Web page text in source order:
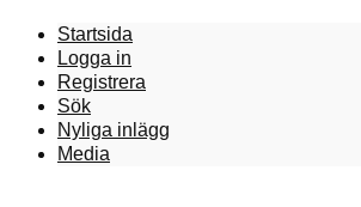
Startsida
Logga in
Registrera
Sök
Nyliga inlägg
Media